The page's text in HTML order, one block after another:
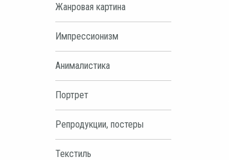
Жанровая картина
Импрессионизм
Анималистика
Портрет
Репродукции, постеры
Текстиль